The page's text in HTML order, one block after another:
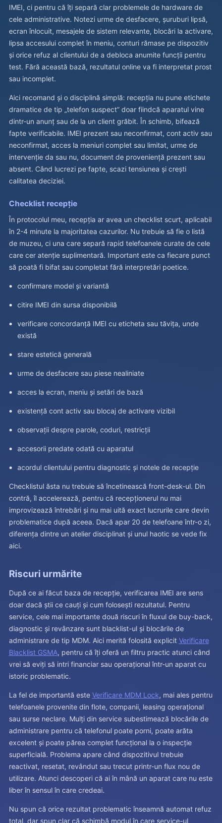
IMEI, ci pentru că îți separă clar problemele de hardware de
cele administrative. Notezi urme de desfacere, șuruburi lipsă,
ecran înlocuit, mesajele de sistem relevante, blocări la activare,
lipsa accesului complet în meniu, conturi rămase pe dispozitiv
și orice refuz al clientului de a debloca anumite funcții pentru
test. Fără această bază, rezultatul online va fi interpretat prost
sau incomplet.
Aici recomand și o disciplină simplă: recepția nu pune etichete
dramatice de tip „telefon suspect” doar fiindcă aparatul vine
dintr-un anunț sau de la un client grăbit. În schimb, bifează
fapte verificabile. IMEI prezent sau neconfirmat, cont activ sau
neconfirmat, acces la meniuri complet sau limitat, urme de
intervenție da sau nu, document de proveniență prezent sau
absent. Când lucrezi pe fapte, scazi tensiunea și crești
calitatea deciziei.
Checklist recepție
În protocolul meu, recepția ar avea un checklist scurt, aplicabil
în 2-4 minute la majoritatea cazurilor. Nu trebuie să fie o listă
de muzeu, ci una care separă rapid telefoanele curate de cele
care cer atenție suplimentară. Important este ca fiecare punct
să poată fi bifat sau completat fără interpretări poetice.
confirmare model și variantă
citire IMEI din sursa disponibilă
verificare concordanță IMEI cu eticheta sau tăvița, unde
există
stare estetică generală
urme de desfacere sau piese nealiniate
acces la ecran, meniu și setări de bază
existență cont activ sau blocaj de activare vizibil
observații despre parole, coduri, restricții
accesorii predate odată cu aparatul
acordul clientului pentru diagnostic și notele de recepție
Checklistul ăsta nu trebuie să încetinească front-desk-ul. Din
contră, îl accelerează, pentru că recepționerul nu mai
improvizează întrebări și nu mai uită exact lucrurile care devin
problematice după aceea. Dacă apar 20 de telefoane într-o zi,
diferența dintre un atelier disciplinat și unul haotic se vede fix
aici.
Riscuri urmărite
După ce ai făcut baza de recepție, verificarea IMEI are sens
doar dacă știi ce cauți și cum folosești rezultatul. Pentru
service, cele mai importante două riscuri în fluxul de buy-back,
diagnostic și revânzare sunt blacklist-ul și blocările de
administrare de tip MDM. Aici merită folosită explicit Verificare
Blacklist GSMA, pentru că îți oferă un filtru practic atunci când
vrei să eviți să intri financiar sau operațional într-un aparat cu
istoric problematic.
La fel de importantă este Verificare MDM Lock, mai ales pentru
telefoanele provenite din flote, companii, leasing operațional
sau surse neclare. Mulți din service subestimează blocările de
administrare pentru că telefonul poate porni, poate arăta
excelent și poate părea complet funcțional la o inspecție
superficială. Problema apare când dispozitivul trebuie
reactivat, resetat, revândut sau trecut printr-un flux nou de
utilizare. Atunci descoperi că ai în mână un aparat care nu este
liber în sensul în care credeai.
Nu spun că orice rezultat problematic înseamnă automat refuz
total, dar spun clar că schimbă modul în care service-ul